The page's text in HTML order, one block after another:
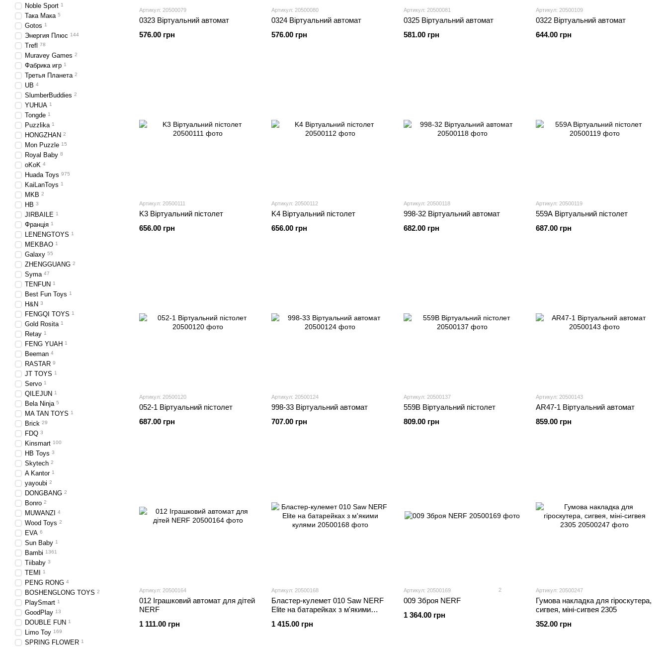
Артикул: 20500079
0323 Віртуальний автомат
576.00 грн
Артикул: 20500080
0324 Віртуальний автомат
576.00 грн
Артикул: 20500081
0325 Віртуальний автомат
581.00 грн
Артикул: 20500109
0322 Віртуальний автомат
644.00 грн
Артикул: 20500111
K3 Віртуальний пістолет
656.00 грн
Артикул: 20500112
K4 Віртуальний пістолет
656.00 грн
Артикул: 20500118
998-32 Віртуальний автомат
682.00 грн
Артикул: 20500119
559A Віртуальний пістолет
687.00 грн
Артикул: 20500120
052-1 Віртуальний пістолет
687.00 грн
Артикул: 20500124
998-33 Віртуальний автомат
707.00 грн
Артикул: 20500137
559B Віртуальний пістолет
809.00 грн
Артикул: 20500143
AR47-1 Віртуальний автомат
859.00 грн
Артикул: 20500164
012 Іграшковий автомат для дітей
NERF
1 111.00 грн
Артикул: 20500168
Бластер-кулемет 010 Saw NERF
Elite на батарейках з м'якими
1 415.00 грн
Артикул: 20500169 2
009 Зброя NERF
1 364.00 грн
Артикул: 20500247
Гумова накладка для гіроскутера,
сигвея, міні-сигвея 2305
352.00 грн
Noble Sport 1
Така Мака 5
Gotos 1
Энергия Плюс 144
Trefl 78
Muravey Games 2
Фабрика игр 1
Третья Планета 2
UB 4
SlumberBuddies 2
YUHUA 1
Tongde 1
Puzzlika 1
HONGZHAN 2
Mon Puzzle 15
Royal Baby 8
oKoK 4
Huada Toys 975
KaiLanToys 1
MKB 2
HB 3
JIRBAILE 1
Франція 1
LENENGTOYS 1
MEKBAO 1
Galaxy 55
ZHENGGUANG 2
Syma 47
TENFUN 1
Best Fun Toys 1
H&N 3
FENGQI TOYS 1
Gold Rosita 1
Retay 1
FENG YUAH 1
Beeman 4
RASTAR 9
JT TOYS 1
Servo 1
QILEJUN 1
Bela Ninja 5
MA TAN TOYS 1
Brick 29
FDQ 3
Kinsmart 100
HB Toys 3
Skytech 2
A Kantor 1
yayoubi 2
DONGBANG 2
Bonro 2
MUWANZI 4
Wood Toys 2
EVA 6
Sun Baby 1
Bambi 1361
Tiibaby 3
TEMI 1
PENG RONG 4
BOSHENGLONG TOYS 2
PlaySmart 1
GoodPlay 13
DOUBLE FUN 1
Limo Toy 169
SPRING FLOWER 1